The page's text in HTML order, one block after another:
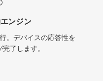
ンジン
。デバイスの応答性を
了します。